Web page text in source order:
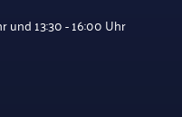
13:30 - 16:00 Uhr